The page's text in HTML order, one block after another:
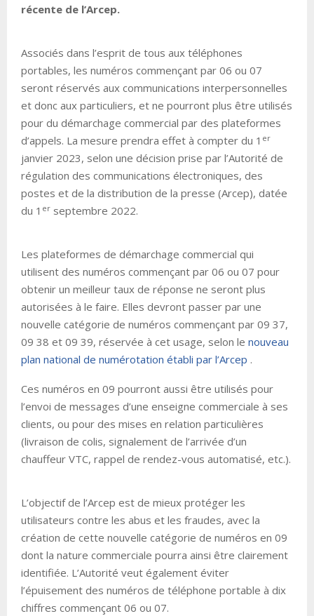
récente de l’Arcep.
Associés dans l’esprit de tous aux téléphones
portables, les numéros commençant par 06 ou 07
seront réservés aux communications interpersonnelles
et donc aux particuliers, et ne pourront plus être utilisés
pour du démarchage commercial par des plateformes
d’appels. La mesure prendra effet à compter du 1 er
janvier 2023, selon une décision prise par l’Autorité de
régulation des communications électroniques, des
postes et de la distribution de la presse (Arcep), datée
du 1 er septembre 2022.
Les plateformes de démarchage commercial qui
utilisent des numéros commençant par 06 ou 07 pour
obtenir un meilleur taux de réponse ne seront plus
autorisées à le faire. Elles devront passer par une
nouvelle catégorie de numéros commençant par 09 37,
09 38 et 09 39, réservée à cet usage, selon le nouveau
plan national de numérotation établi par l’Arcep .
Ces numéros en 09 pourront aussi être utilisés pour
l’envoi de messages d’une enseigne commerciale à ses
clients, ou pour des mises en relation particulières
(livraison de colis, signalement de l’arrivée d’un
chauffeur VTC, rappel de rendez-vous automatisé, etc.).
L’objectif de l’Arcep est de mieux protéger les
utilisateurs contre les abus et les fraudes, avec la
création de cette nouvelle catégorie de numéros en 09
dont la nature commerciale pourra ainsi être clairement
identifiée. L’Autorité veut également éviter
l’épuisement des numéros de téléphone portable à dix
chiffres commençant 06 ou 07.